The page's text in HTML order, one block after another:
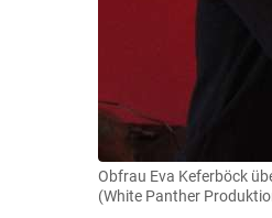
Obfrau Eva Keferböck
(White Panther